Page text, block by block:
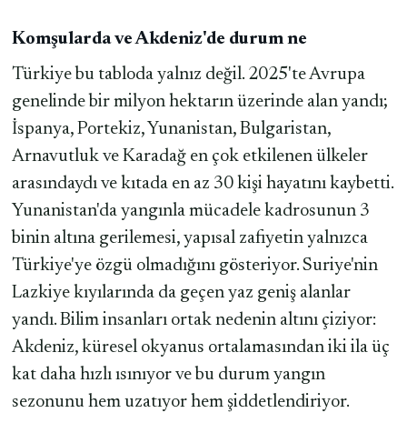
Komşularda ve Akdeniz'de durum ne
Türkiye bu tabloda yalnız değil. 2025'te Avrupa
genelinde bir milyon hektarın üzerinde alan yandı;
İspanya, Portekiz, Yunanistan, Bulgaristan,
Arnavutluk ve Karadağ en çok etkilenen ülkeler
arasındaydı ve kıtada en az 30 kişi hayatını kaybetti.
Yunanistan'da yangınla mücadele kadrosunun 3
binin altına gerilemesi, yapısal zafiyetin yalnızca
Türkiye'ye özgü olmadığını gösteriyor. Suriye'nin
Lazkiye kıyılarında da geçen yaz geniş alanlar
yandı. Bilim insanları ortak nedenin altını çiziyor:
Akdeniz, küresel okyanus ortalamasından iki ila üç
kat daha hızlı ısınıyor ve bu durum yangın
sezonunu hem uzatıyor hem şiddetlendiriyor.